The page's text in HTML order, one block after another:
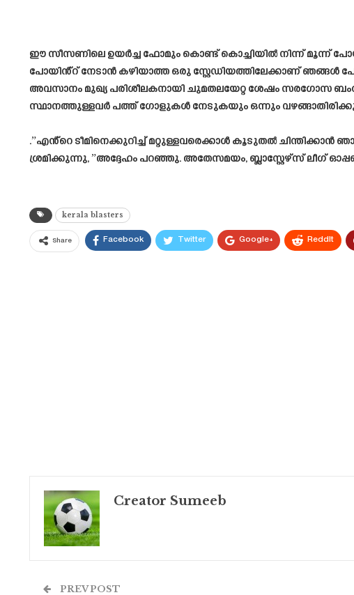
ഈ സീസണിലെ ഉയർച്ച ഫോമും കൊണ്ട് കൊച്ചിയിൽ നിന്ന് മൂന്ന്
പോയിൻ്റ് നേടാൻ കഴിയാത്ത ഒരു സ്റ്റേഡിയത്തിലേക്കാണ്
അവസാനം മുഖ്യ പരിശീലകനായി ചുമതലയേറ്റ ശേഷം സരഗോസ
സ്ഥാനത്തുള്ളവർ പത്ത് ഗോളുകൾ നേടുകയും ഒന്നും
.”എൻ്റെ ടീമിനെക്കുറിച്ച് മറ്റുള്ളവരെക്കാൾ കൂടുതൽ
ശ്രമിക്കുന്നു, ”അദ്ദേഹം പറഞ്ഞു. അതേസമയം, ബ്ലാസ്റ്റേഴ്‌സ് ലീഗ്
kerala blasters
Share Facebook Twitter Google+ ReddIt
Creator Sumeeb
PREV POST